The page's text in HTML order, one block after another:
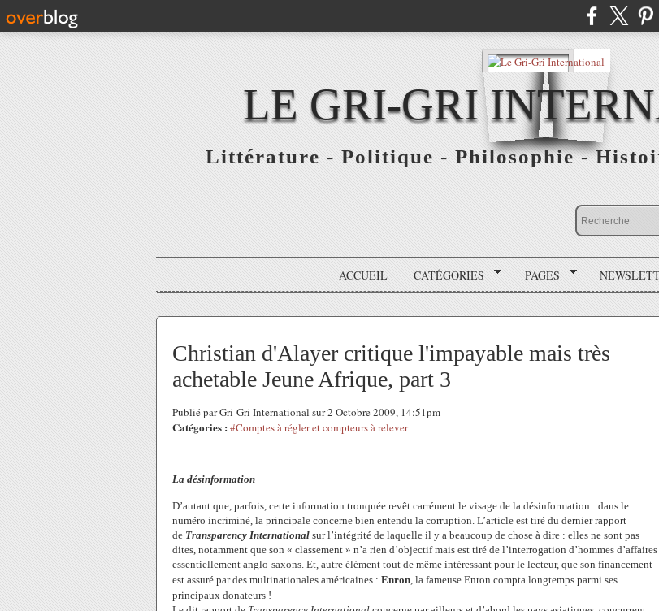
LE GRI-GRI
Littérature - Politique - Philosophie -
ACCUEIL CATÉGORIES PAGES
Christian d'Alayer critique l'impayable mais très
achetable Jeune Afrique, part 3
Publié par Gri-Gri International sur 2 Octobre 2009, 14:51pm
Catégories : #Comptes à régler et compteurs à relever
La désinformation
D’autant que, parfois, cette information tronquée revêt carrément le visage de la désinformation : dans le
numéro incriminé, la principale concerne bien entendu la corruption. L’article est tiré du dernier rapport
de Transparency International sur l’intégrité de laquelle il y a beaucoup de chose à dire : elles ne sont pas
dites, notamment que son « classement » n’a rien d’objectif mais est tiré de l’interrogation d’hommes d’affaires
essentiellement anglo-saxons. Et, autre élément tout de même intéressant pour le lecteur, que son financement
est assuré par des multinationales américaines : Enron, la fameuse Enron compta longtemps parmi ses
principaux donateurs !